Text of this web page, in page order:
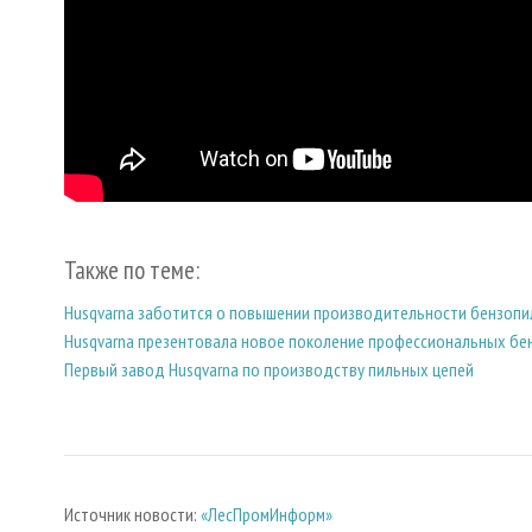
Также по теме:
Husqvarna заботится о повышении производительности
Husqvarna презентовала новое поколение профессиональных
Первый завод Husqvarna по производству пильных цепей
Источник новости: «ЛесПромИнформ»